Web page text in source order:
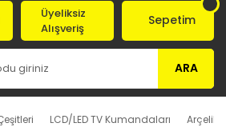
ARA
Üyeliksiz
Alışveriş
Sepetim
LCD/LED TV Kumandaları Arçelik